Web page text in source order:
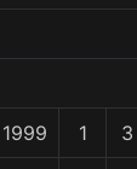
1999 1 3